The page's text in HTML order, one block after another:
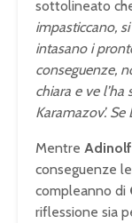
sottolineato
impasticcano,
intasano i
conseguenze,
chiara e ve l’ha
Karamazov’.
Mentre
conseguenze
compleanno di
riflessione sia